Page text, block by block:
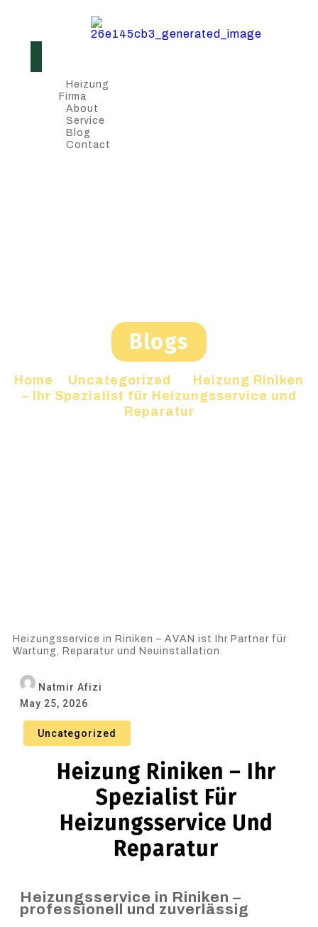
Heizung
Firma
About
Service
Blog
Contact
Blogs
Home Uncategorized
Heizung Riniken
– Ihr Spezialist für Heizungsservice und
Reparatur
Heizungsservice in Riniken – AVAN ist Ihr Partner für
Wartung, Reparatur und Neuinstallation.
Natmir Afizi
May 25, 2026
Uncategorized
Heizung Riniken – Ihr
Spezialist Für
Heizungsservice Und
Reparatur
Heizungsservice in Riniken –
professionell und zuverlässig